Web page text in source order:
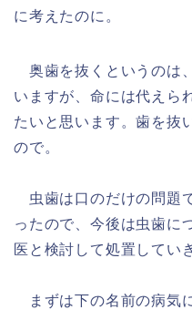
に考えたのに。
奥歯を抜くというのは
いますが、命には代えら
たいと思います。歯を抜
ので。
虫歯は口のだけの問題
ったので、今後は虫歯に
医と検討して処置してい
まずは下の名前の病気